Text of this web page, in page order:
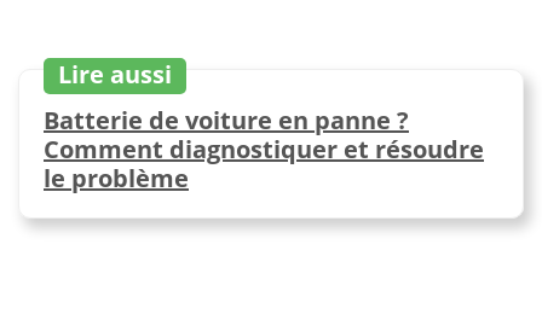
Lire aussi
Batterie de voiture en panne ?
Comment diagnostiquer et résoudre
le problème